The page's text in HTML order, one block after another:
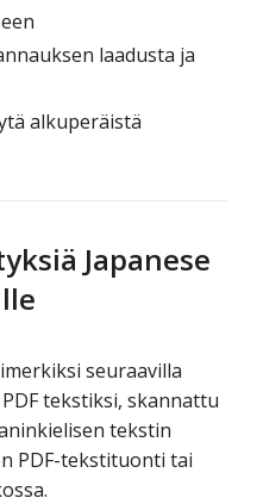
laadusta ja
alkuperäistä
Japanese
seuraavilla
tekstiksi, skannattu
tekstin
PDF-tekstituonti tai